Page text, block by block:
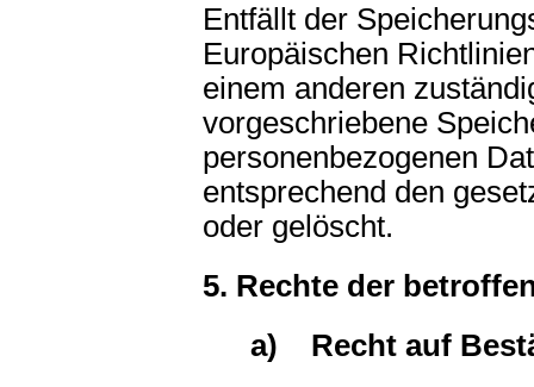
Entfällt der
Europäischen
einem anderen
vorgeschriebene
personenbezogenen
entsprechend den
oder gelöscht.
5. Rechte der
a) Recht auf